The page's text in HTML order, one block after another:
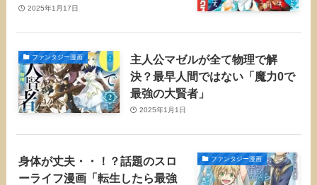
2025年1月17日
ファンタジー漫画
主人公マゼルが全て物理で解
決？最早人間ではない「魔力0で
最強の大賢者」
2025年1月1日
ファンタジー漫画
身体が丈夫・・！？話題のスロ
ーライフ漫画「転生したら最強